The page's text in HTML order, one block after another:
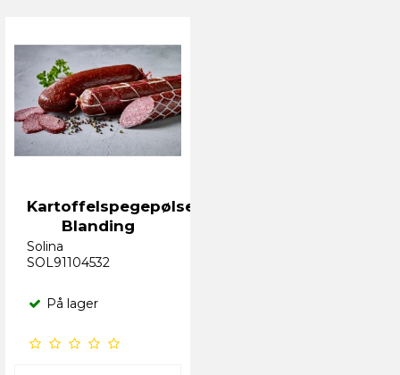
Kartoffelspegepølse
Blanding
Solina
SOL91104532
På lager